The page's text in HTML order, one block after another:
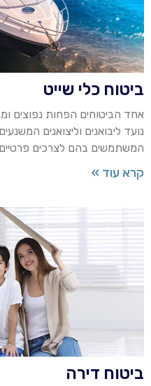
ביטוח כלי שייט
אחד הביטוחים הפחות נפוצים
נועד ליבואנים וליצואנים
המשתמשים בהם לצרכים פרטיים
קרא עוד »
ביטוח דירה